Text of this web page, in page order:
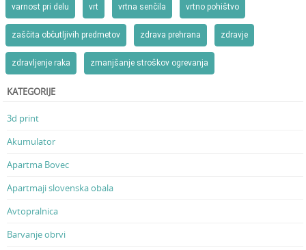
varnost pri delu vrt vrtna senčila vrtno pohištvo
zaščita občutljivih predmetov zdrava prehrana zdravje
zdravljenje raka zmanjšanje stroškov ogrevanja
KATEGORIJE
3d print
Akumulator
Apartma Bovec
Apartmaji slovenska obala
Avtopralnica
Barvanje obrvi